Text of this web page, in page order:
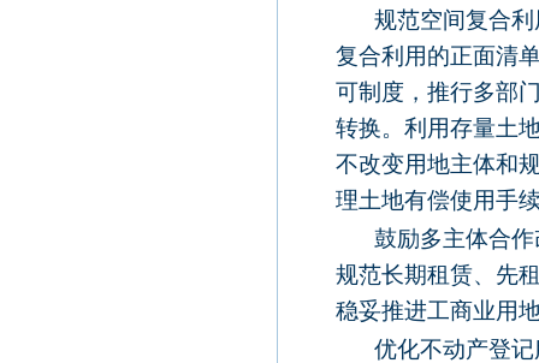
规范空间复合
复合利用的正面清
可制度，推行多部
转换。利用存量土
不改变用地主体和
理土地有偿使用手
鼓励多主体合
规范长期租赁、先
稳妥推进工商业用
优化不动产登